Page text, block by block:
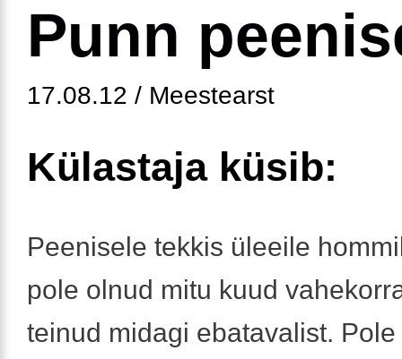
Punn
17.08.12 / Meestearst
Külastaja küsib:
Peenisele tekkis üleeile
pole olnud mitu kuud
teinud midagi ebatavalist.